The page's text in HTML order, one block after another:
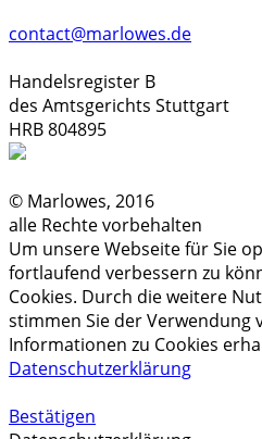
contact@marlowes.de
Handelsregister B
des Amtsgerichts Stuttgart
HRB 804895
© Marlowes, 2016
alle Rechte vorbehalten
Um unsere Webseite für Sie
fortlaufend verbessern zu
Cookies. Durch die weitere
stimmen Sie der Verwendung
Informationen zu Cookies
Datenschutzerklärung
Bestätigen